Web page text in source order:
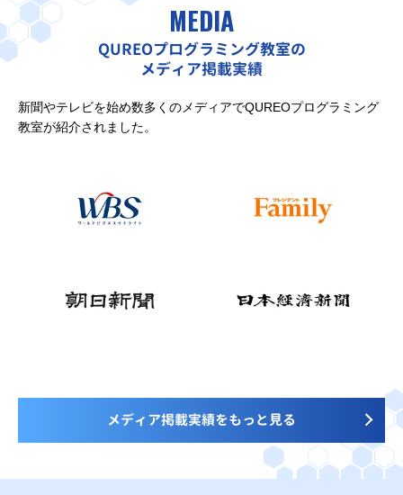
MEDIA
QUREOプログラミング教室の
メディア掲載実績
新聞やテレビを始め数多くのメディアでQUREOプログラミング
教室が紹介されました。
メディア掲載実績をもっと見る